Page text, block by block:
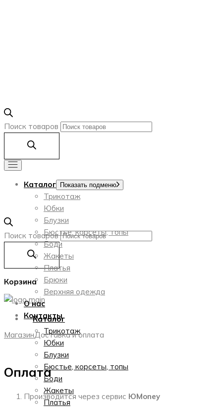
Поиск товаров
Корзина
Каталог
Трикотаж
Юбки
Блузки
Бюстье, корсеты, топы
Боди
Жакеты
Платья
Поиск товаров
Каталог Показать подменю
Трикотаж
Юбки
Блузки
Бюстье, корсеты, топы
Боди
Жакеты
Платья
Брюки
Верхняя одежда
О нас
Контакты
МагазинДоставка и оплата
Оплата
Производится через сервис ЮMoney